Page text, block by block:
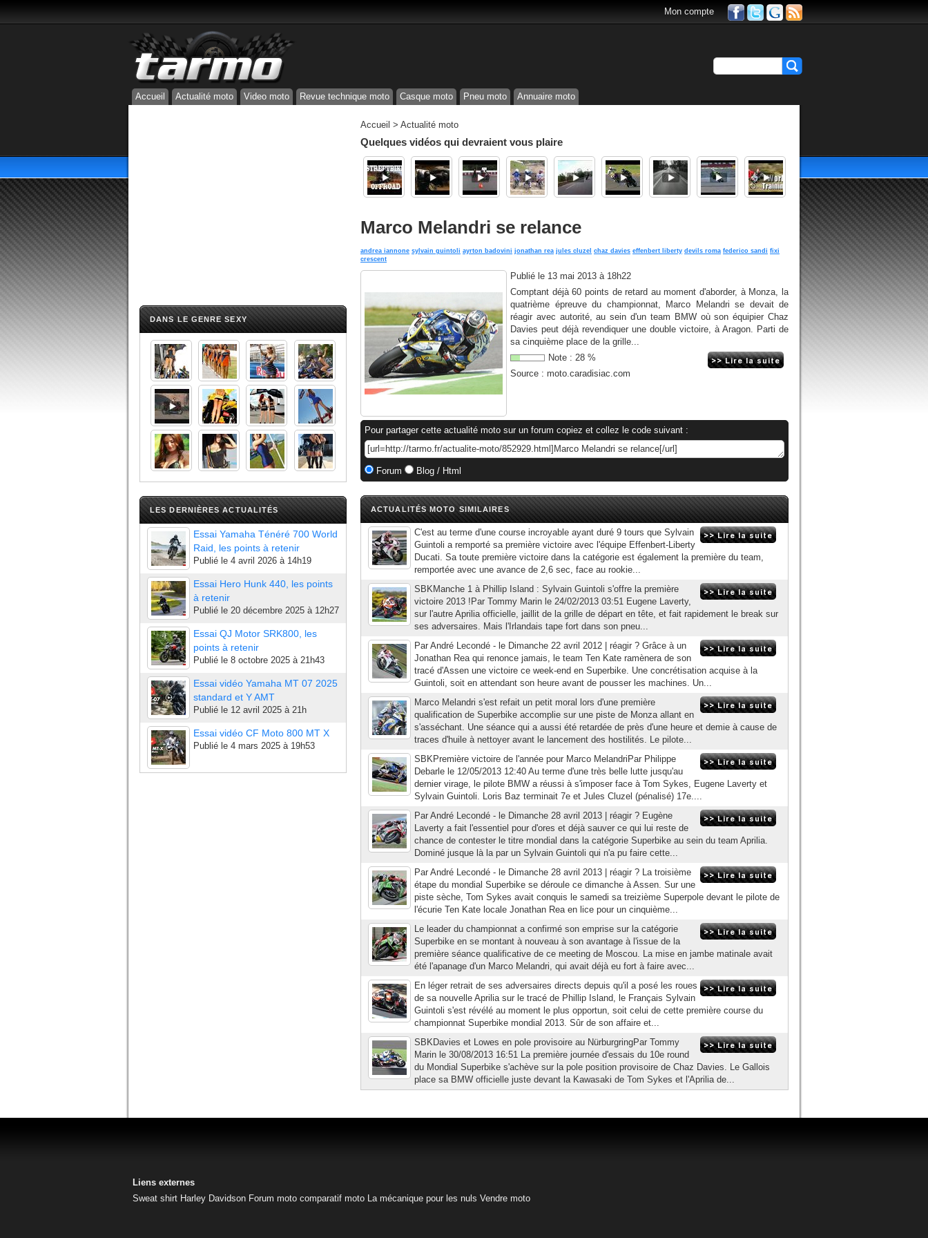
Mon compte
Accueil Actualité moto Video moto Revue technique moto Casque moto Pneu moto Annuaire moto
DANS LE GENRE SEXY
LES DERNIÈRES ACTUALITÉS
Essai Yamaha Ténéré 700 World
Raid, les points à retenir
Publié le 4 avril 2026 à 14h19
Essai Hero Hunk 440, les points
à retenir
Publié le 20 décembre 2025 à 12h27
Essai QJ Motor SRK800, les
points à retenir
Publié le 8 octobre 2025 à 21h43
Essai vidéo Yamaha MT 07 2025
standard et Y AMT
Publié le 12 avril 2025 à 21h
Essai vidéo CF Moto 800 MT X
Publié le 4 mars 2025 à 19h53
Accueil > Actualité moto
Quelques vidéos qui devraient vous plaire
Marco Melandri se relance
andrea iannone sylvain guintoli ayrton badovini jonathan rea jules cluzel chaz davies effenbert liberty devils roma federico sandi fixi
crescent
Publié le 13 mai 2013 à 18h22
Comptant déjà 60 points de retard au moment d'aborder, à Monza, la
quatrième épreuve du championnat, Marco Melandri se devait de
réagir avec autorité, au sein d'un team BMW où son équipier Chaz
Davies peut déjà revendiquer une double victoire, à Aragon. Parti de
sa cinquième place de la grille...
Note : 28 %
Source : moto.caradisiac.com
Pour partager cette actualité moto sur un forum copiez et collez le code suivant :
Forum Blog / Html
ACTUALITÉS MOTO SIMILAIRES
C'est au terme d'une course incroyable ayant duré 9 tours que Sylvain
Guintoli a remporté sa première victoire avec l'équipe Effenbert-Liberty
Ducati. Sa toute première victoire dans la catégorie est également la première du team,
remportée avec une avance de 2,6 sec, face au rookie...
SBKManche 1 à Phillip Island : Sylvain Guintoli s'offre la première
victoire 2013 !Par Tommy Marin le 24/02/2013 03:51 Eugene Laverty,
sur l'autre Aprilia officielle, jaillit de la grille de départ en tête, et fait rapidement le break sur
ses adversaires. Mais l'Irlandais tape fort dans son pneu...
Par André Lecondé - le Dimanche 22 avril 2012 | réagir ? Grâce à un
Jonathan Rea qui renonce jamais, le team Ten Kate ramènera de son
tracé d'Assen une victoire ce week-end en Superbike. Une concrétisation acquise à la
Guintoli, soit en attendant son heure avant de pousser les machines. Un...
Marco Melandri s'est refait un petit moral lors d'une première
qualification de Superbike accomplie sur une piste de Monza allant en
s'asséchant. Une séance qui a aussi été retardée de près d'une heure et demie à cause de
traces d'huile à nettoyer avant le lancement des hostilités. Le pilote...
SBKPremière victoire de l'année pour Marco MelandriPar Philippe
Debarle le 12/05/2013 12:40 Au terme d'une très belle lutte jusqu'au
dernier virage, le pilote BMW a réussi à s'imposer face à Tom Sykes, Eugene Laverty et
Sylvain Guintoli. Loris Baz terminait 7e et Jules Cluzel (pénalisé) 17e....
Par André Lecondé - le Dimanche 28 avril 2013 | réagir ? Eugène
Laverty a fait l'essentiel pour d'ores et déjà sauver ce qui lui reste de
chance de contester le titre mondial dans la catégorie Superbike au sein du team Aprilia.
Dominé jusque là la par un Sylvain Guintoli qui n'a pu faire cette...
Par André Lecondé - le Dimanche 28 avril 2013 | réagir ? La troisième
étape du mondial Superbike se déroule ce dimanche à Assen. Sur une
piste sèche, Tom Sykes avait conquis le samedi sa treizième Superpole devant le pilote de
l'écurie Ten Kate locale Jonathan Rea en lice pour un cinquième...
Le leader du championnat a confirmé son emprise sur la catégorie
Superbike en se montant à nouveau à son avantage à l'issue de la
première séance qualificative de ce meeting de Moscou. La mise en jambe matinale avait
été l'apanage d'un Marco Melandri, qui avait déjà eu fort à faire avec...
En léger retrait de ses adversaires directs depuis qu'il a posé les roues
de sa nouvelle Aprilia sur le tracé de Phillip Island, le Français Sylvain
Guintoli s'est révélé au moment le plus opportun, soit celui de cette première course du
championnat Superbike mondial 2013. Sûr de son affaire et...
SBKDavies et Lowes en pole provisoire au NürburgringPar Tommy
Marin le 30/08/2013 16:51 La première journée d'essais du 10e round
du Mondial Superbike s'achève sur la pole position provisoire de Chaz Davies. Le Gallois
place sa BMW officielle juste devant la Kawasaki de Tom Sykes et l'Aprilia de...
Liens externes
Sweat shirt Harley Davidson Forum moto comparatif moto La mécanique pour les nuls Vendre moto